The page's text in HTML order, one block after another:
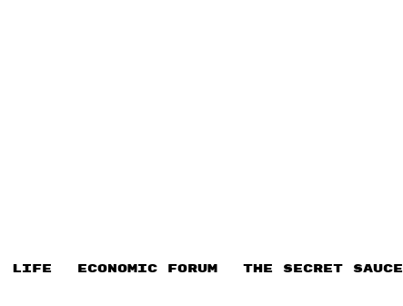
LIFE ECONOMIC FORUM THE SECRET SAUCE​